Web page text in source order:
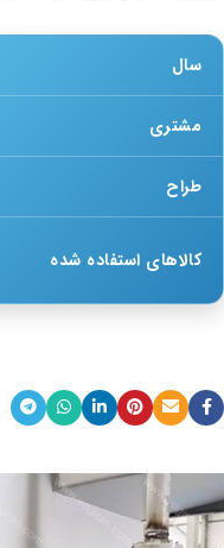
سال
مشتری
طراح
کالاهای استفاده شده